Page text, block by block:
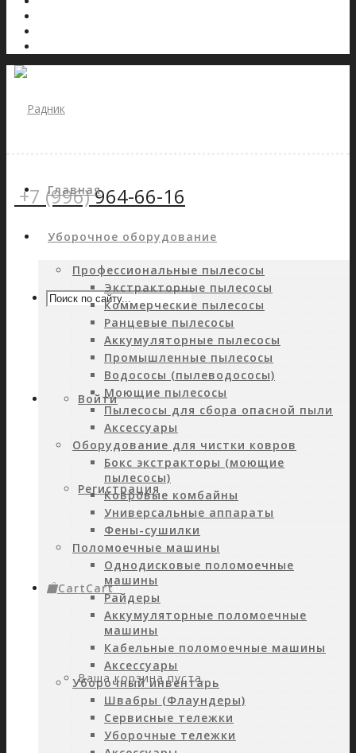
+7 (996)964-66-16
Войти
Регистрация
CartCart0
Ваша корзина пуста.
Главная
Уборочное оборудование
Профессиональные пылесосы
Экстракторные пылесосы
Коммерческие пылесосы
Ранцевые пылесосы
Аккумуляторные пылесосы
Промышленные пылесосы
Водососы (пылеводососы)
Моющие пылесосы
Пылесосы для сбора опасной пыли
Аксессуары
Оборудование для чистки ковров
Бокс экстракторы (моющие
пылесосы)
Ковровые комбайны
Универсальные аппараты
Фены-сушилки
Поломоечные машины
Однодисковые поломоечные
машины
Райдеры
Аккумуляторные поломоечные
машины
Кабельные поломоечные машины
Аксессуары
Уборочный инвентарь
Швабры (Флаундеры)
Сервисные тележки
Уборочные тележки